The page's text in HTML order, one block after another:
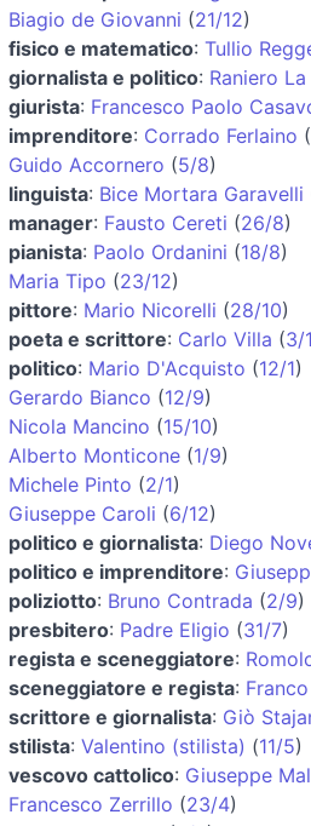
Biagio de Giovanni (21/12)
fisico e matematico: Tullio
giornalista e politico: Raniero
giurista: Francesco Paolo
imprenditore: Corrado Ferlaino (
Guido Accornero (5/8)
linguista: Bice Mortara Garavelli
manager: Fausto Cereti (26/8)
pianista: Paolo Ordanini (18/8)
Maria Tipo (23/12)
pittore: Mario Nicorelli (28/10)
poeta e scrittore: Carlo Villa (3/
politico: Mario D'Acquisto (12/1)
Gerardo Bianco (12/9)
Nicola Mancino (15/10)
Alberto Monticone (1/9)
Michele Pinto (2/1)
Giuseppe Caroli (6/12)
politico e giornalista: Diego
politico e imprenditore:
poliziotto: Bruno Contrada (2/9)
presbitero: Padre Eligio (31/7)
regista e sceneggiatore:
sceneggiatore e regista:
scrittore e giornalista: Giò
stilista: Valentino (stilista) (11/5)
vescovo cattolico: Giuseppe
Francesco Zerrillo (23/4)